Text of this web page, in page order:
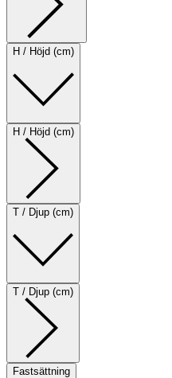
H / Höjd (cm)
H / Höjd (cm)
T / Djup (cm)
T / Djup (cm)
Fastsättning